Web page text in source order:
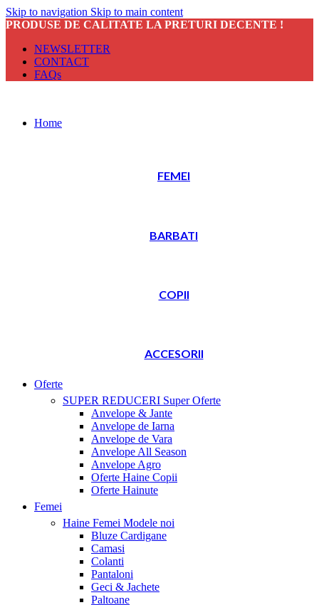
Skip to navigation Skip to main content
PRODUSE DE CALITATE LA PRETURI DECENTE !
NEWSLETTER
CONTACT
FAQs
Home
FEMEI
BARBATI
COPII
ACCESORII
Oferte
SUPER REDUCERI Super Oferte
Anvelope & Jante
Anvelope de Iarna
Anvelope de Vara
Anvelope All Season
Anvelope Agro
Oferte Haine Copii
Oferte Hainute
Femei
Haine Femei Modele noi
Bluze Cardigane
Camasi
Colanti
Pantaloni
Geci & Jachete
Paltoane